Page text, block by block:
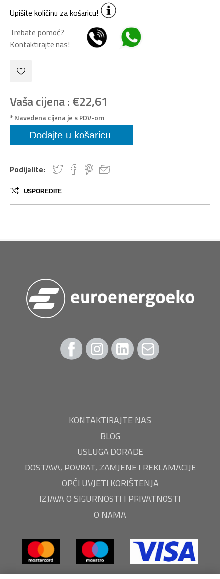
Upišite količinu za košaricu!
Trebate pomoć?
Kontaktirajte nas!
Vaša cijena :€22,61
* Navedena cijena je s PDV-om
Podijelite:
USPOREDITE
KONTAKTIRAJTE NAS
BLOG
USLUGA DORADE
DOSTAVA, POVRAT, ZAMJENE I REKLAMACIJE
OPĆI UVJETI KORIŠTENJA
IZJAVA O SIGURNOSTI I PRIVATNOSTI
O NAMA